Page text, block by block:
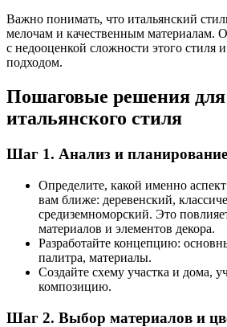
Важно понимать, что итальянский
мелочам и качественным материалам.
с недооценкой сложности этого
подходом.
Пошаговые решения для
итальянского стиля
Шаг 1. Анализ и планирование
Определите, какой именно аспект
вам ближе: деревенский,
средиземноморский. Это
материалов и элементов декора.
Разработайте концепцию:
палитра, материалы.
Создайте схему участка и дома,
композицию.
Шаг 2. Выбор материалов и